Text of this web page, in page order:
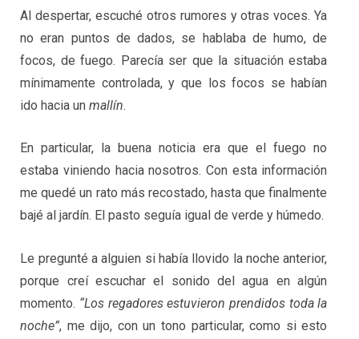
Al despertar, escuché otros rumores y otras voces. Ya
no eran puntos de dados, se hablaba de humo, de
focos, de fuego. Parecía ser que la situación estaba
mínimamente controlada, y que los focos se habían
ido hacia unmallín.
En particular, la buena noticia era que el fuego no
estaba viniendo hacia nosotros. Con esta información
me quedé un rato más recostado, hasta que finalmente
bajé al jardín. El pasto seguía igual de verde y húmedo.
Le pregunté a alguien si había llovido la noche anterior,
porque creí escuchar el sonido del agua en algún
momento. “Los regadores estuvieron prendidos toda la
noche”, me dijo, con un tono particular, como si esto